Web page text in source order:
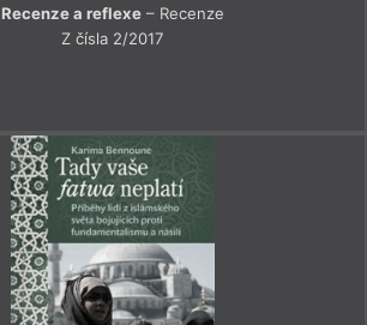
Recenze a reflexe– Recenze
Z čísla 2/2017